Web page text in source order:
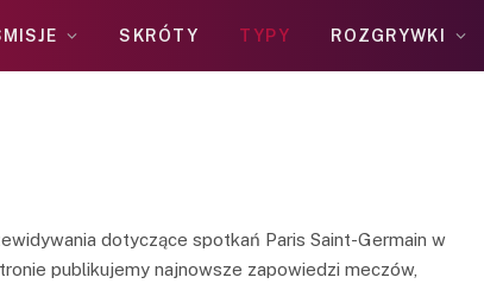
SKRÓTY TYPY ROZGRYWKI
dotyczące spotkań Paris Saint-Germain w
publikujemy najnowsze zapowiedzi meczów,